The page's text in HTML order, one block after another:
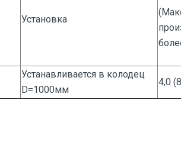
Установка
Устанавливается в колодец
D=1000мм
4,0